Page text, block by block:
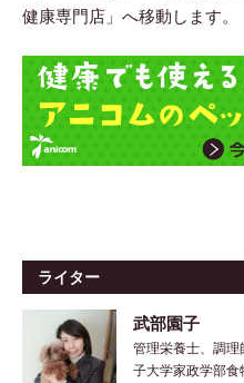
健康専門店」へ移動します。
ライター
武部園子
管理栄養士、調
子大学家政学部